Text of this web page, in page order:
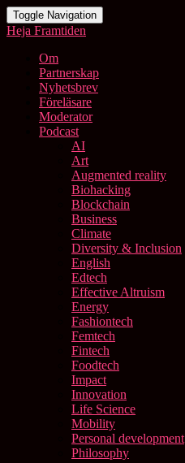
Toggle Navigation
Heja Framtiden
Om
Partnerskap
Nyhetsbrev
Föreläsare
Moderator
Podcast
AI
Art
Augmented reality
Biohacking
Blockchain
Business
Climate
Diversity & Inclusion
English
Edtech
Effective Altruism
Energy
Fashiontech
Femtech
Fintech
Foodtech
Impact
Innovation
Life Science
Mobility
Personal development
Philosophy